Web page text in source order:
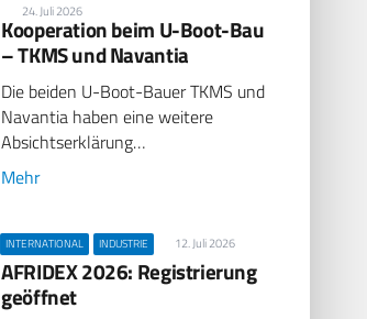
24. Juli 2026
Kooperation beim U-Boot-Bau
– TKMS und Navantia
Die beiden U-Boot-Bauer TKMS und
Navantia haben eine weitere
Absichtserklärung…
Mehr
INTERNATIONAL INDUSTRIE 12. Juli 2026
AFRIDEX 2026: Registrierung
geöffnet